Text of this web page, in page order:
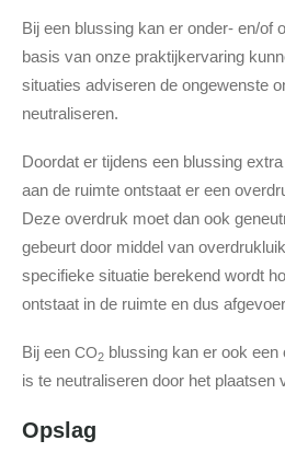
Bij een blussing kan er onder- en/of
basis van onze praktijkervaring
situaties adviseren de ongewenste
neutraliseren.
Doordat er tijdens een blussing
aan de ruimte ontstaat er een
Deze overdruk moet dan ook
gebeurt door middel van
specifieke situatie berekend wordt
ontstaat in de ruimte en dus
Bij een CO2 blussing kan er ook
is te neutraliseren door het plaatsen
Opslag